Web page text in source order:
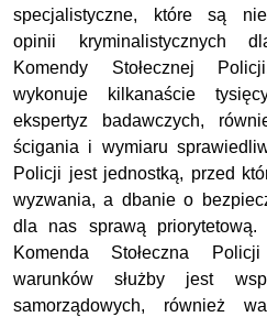
specjalistyczne, które są
opinii kryminalistycznych
Komendy Stołecznej
wykonuje kilkanaście
ekspertyz badawczych,
ścigania i wymiaru
Policji jest jednostką, przed
wyzwania, a dbanie o
dla nas sprawą priorytetową.
Komenda Stołeczna
warunków służby jest
samorządowych, również